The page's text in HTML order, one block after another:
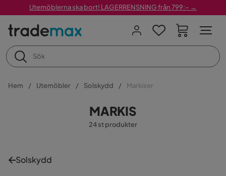
Utemöblerna ska bort! LAGERRENSNING från 799:– →
Hem Utemöbler Solskydd Markiser
MARKIS
24 st produkter
Solskydd